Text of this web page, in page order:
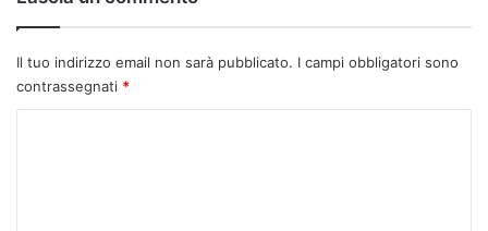
Il tuo indirizzo email non sarà pubblicato. I campi obbligatori sono
contrassegnati *